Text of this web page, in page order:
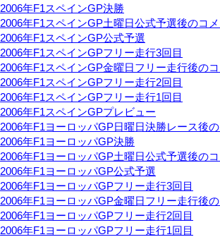
2006年F1スペインGP決勝
2006年F1スペインGP土曜日公式予選後のコ
2006年F1スペインGP公式予選
2006年F1スペインGPフリー走行3回目
2006年F1スペインGP金曜日フリー走行後の
2006年F1スペインGPフリー走行2回目
2006年F1スペインGPフリー走行1回目
2006年F1スペインGPプレビュー
2006年F1ヨーロッパGP日曜日決勝レース後
2006年F1ヨーロッパGP決勝
2006年F1ヨーロッパGP土曜日公式予選後の
2006年F1ヨーロッパGP公式予選
2006年F1ヨーロッパGPフリー走行3回目
2006年F1ヨーロッパGP金曜日フリー走行後
2006年F1ヨーロッパGPフリー走行2回目
2006年F1ヨーロッパGPフリー走行1回目